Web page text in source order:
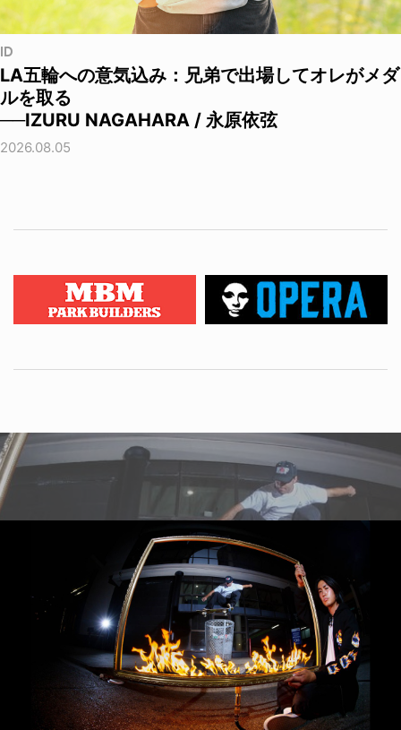
ID
LA五輪への意気込み：兄弟で出場してオレがメダ
ルを取る
──IZURU NAGAHARA / 永原依弦
2026.08.05